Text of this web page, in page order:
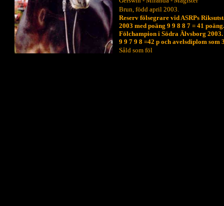
Brun, född april 2003.
Reserv fölsegrare vid ASRPs
2003 med poäng 9 9 8 8 7 = 41 poäng.
Fölchampion i Södra Älvsborg 2003.
9 9 7 9 8 =42 p och avelsdiplom som
Såld som föl